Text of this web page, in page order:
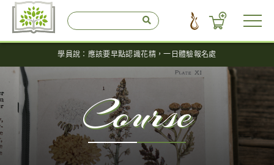
學員說：應該要早點認識花精，一日體驗報名處
Course